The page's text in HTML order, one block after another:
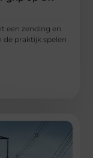
een zending en
praktijk spelen